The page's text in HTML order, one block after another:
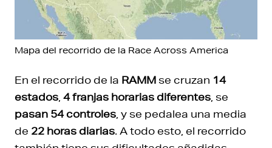
Mapa del recorrido de la Race Across America
En el recorrido de la RAMM se cruzan 14
estados 4 franjas horarias diferentes , se
pasan 54 controles , y se pedalea una media
de 22 horas diarias. A todo esto, el recorrido